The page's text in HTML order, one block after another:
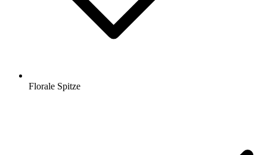
Florale Spitze